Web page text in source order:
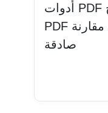
أدوات PDF المجانية مقابل برامج
PDF المدفوعة في 2026 - مقارنة
صادقة